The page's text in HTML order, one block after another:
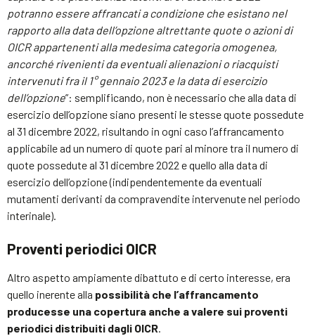
potranno essere affrancati a condizione che esistano nel
rapporto alla data dell’opzione altrettante quote o azioni di
OICR appartenenti alla medesima categoria omogenea,
ancorché rivenienti da eventuali alienazioni o riacquisti
intervenuti fra il 1° gennaio 2023 e la data di esercizio
dell’opzione”: semplificando, non è necessario che alla data di
esercizio dell’opzione siano presenti le stesse quote possedute
al 31 dicembre 2022, risultando in ogni caso l’affrancamento
applicabile ad un numero di quote pari al minore tra il numero di
quote possedute al 31 dicembre 2022 e quello alla data di
esercizio dell’opzione (indipendentemente da eventuali
mutamenti derivanti da compravendite intervenute nel periodo
interinale).
Proventi periodici OICR
Altro aspetto ampiamente dibattuto e di certo interesse, era
quello inerente alla possibilità che l’affrancamento
producesse una copertura anche a valere sui proventi
periodici distribuiti dagli OICR.